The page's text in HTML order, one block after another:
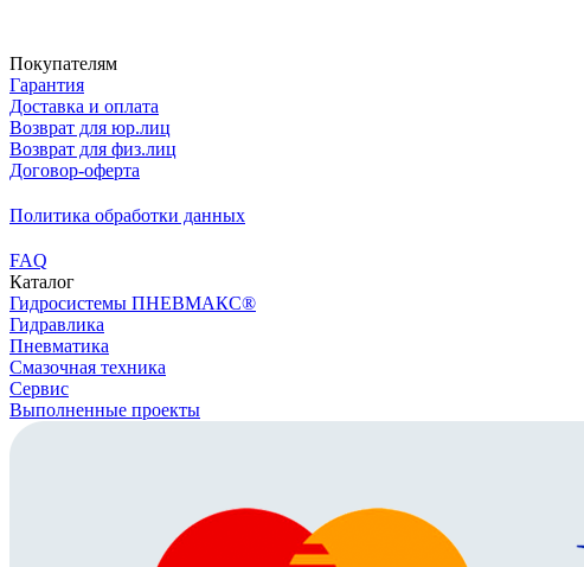
Покупателям
Гарантия
Доставка и оплата
Возврат для юр.лиц
Возврат для физ.лиц
Договор-оферта
Политика обработки данных
FAQ
Каталог
Гидросистемы ПНЕВМАКС®
Гидравлика
Пневматика
Смазочная техника
Сервис
Выполненные проекты